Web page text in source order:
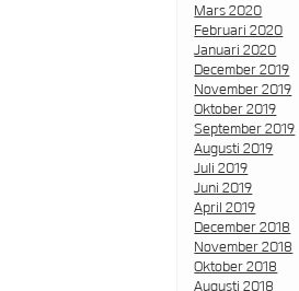
Mars 2020
Februari 2020
Januari 2020
December 2019
November 2019
Oktober 2019
September 2019
Augusti 2019
Juli 2019
Juni 2019
April 2019
December 2018
November 2018
Oktober 2018
Augusti 2018